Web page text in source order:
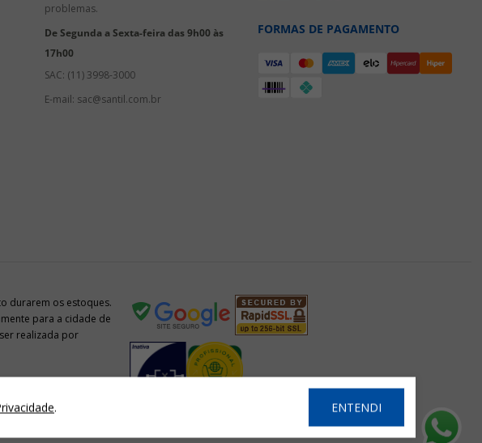
. ENTENDI
problemas.
De Segunda a Sexta-feira das 9h00 às
17h00
SAC: (11) 3998-3000
E-mail: sac@santil.com.br
FORMAS DE PAGAMENTO
durarem os estoques.
para a cidade de
realizada por